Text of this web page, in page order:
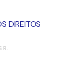
DIREITOS
R.